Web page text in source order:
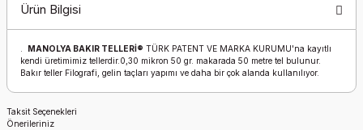
Ürün Bilgisi
MANOLYA BAKIR TELLERİ® TÜRK PATENT VE MARKA KURUMU'na kayıtlı
kendi üretimimiz tellerdir.0,30 mikron 50 gr. makarada 50 metre tel bulunur.
Bakır teller Filografi, gelin taçları yapımı ve daha bir çok alanda kullanılıyor.
Taksit Seçenekleri
Önerileriniz